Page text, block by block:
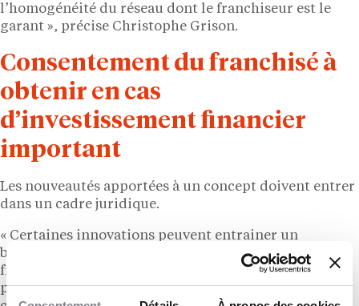
l’homogénéité du réseau dont le franchiseur est le
garant », précise Christophe Grison.
Consentement du franchisé à
obtenir en cas
d’investissement financier
important
Les nouveautés apportées à un concept doivent entrer
dans un cadre juridique.
« Certaines innovations peuvent entrainer un
bouleversement de l’économie du contrat pour le
franchisé : de nouveaux investissements à engager
pour les mettre en place, des modifications des